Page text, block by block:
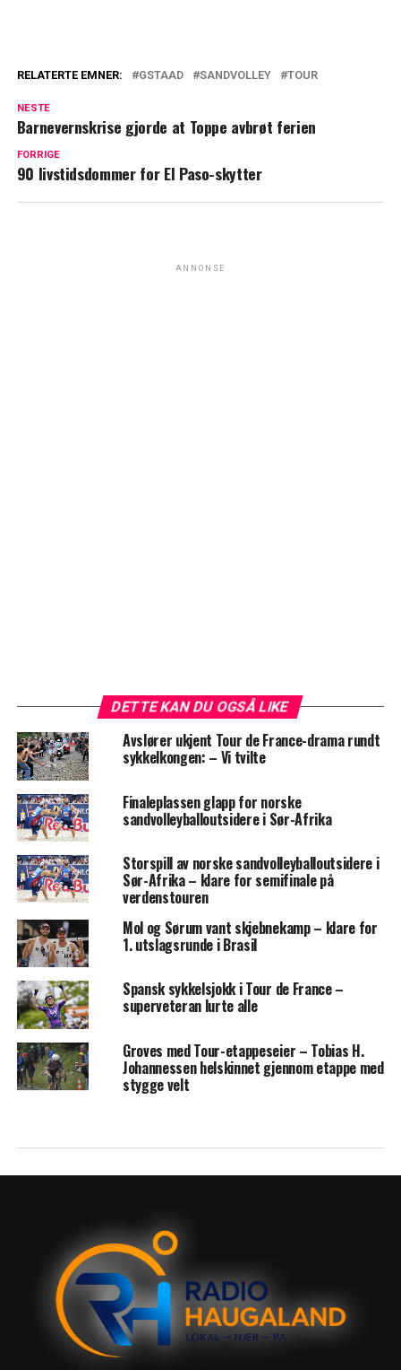
RELATERTE EMNER: GSTAAD SANDVOLLEY TOUR
NESTE
Barnevernskrise gjorde at Toppe avbrøt ferien
FORRIGE
90 livstidsdommer for El Paso-skytter
ANNONSE
DETTE KAN DU OGSÅ LIKE
Avslører ukjent Tour de France-drama rundt
sykkelkongen: – Vi tvilte
Finaleplassen glapp for norske
sandvolleyballoutsidere i Sør-Afrika
Storspill av norske sandvolleyballoutsidere i
Sør-Afrika – klare for semifinale på
verdenstouren
Mol og Sørum vant skjebnekamp – klare for
1. utslagsrunde i Brasil
Spansk sykkelsjokk i Tour de France –
superveteran lurte alle
Groves med Tour-etappeseier – Tobias H.
Johannessen helskinnet gjennom etappe med
stygge velt